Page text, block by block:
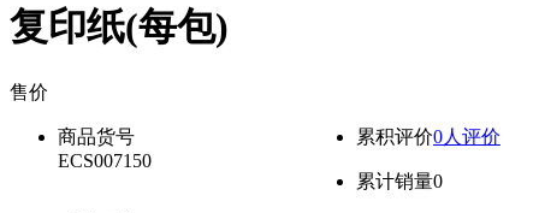
复印纸(每包)
售价
商品货号
ECS007150
累积评价0人评价
累计销量0